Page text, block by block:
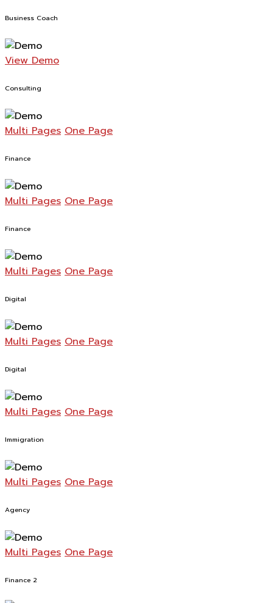
Business Coach
View Demo
Consulting
Multi Pages One Page
Finance
Multi Pages One Page
Finance
Multi Pages One Page
Digital
Multi Pages One Page
Digital
Multi Pages One Page
Immigration
Multi Pages One Page
Agency
Multi Pages One Page
Finance 2